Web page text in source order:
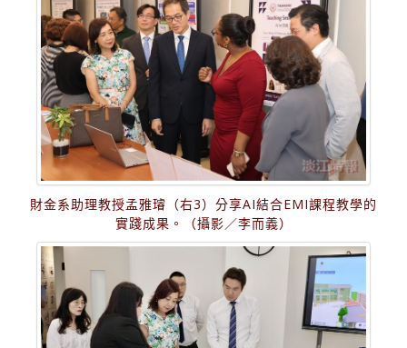
財金系助理教授孟雅璿（右3）分享AI結合EMI課程教學的
實踐成果。（攝影／李而義）